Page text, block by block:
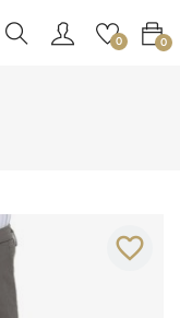
0 0
favorite_border